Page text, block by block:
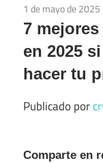
1 de mayo de 2025
7
en 2025
hacer tu
Publicado por
Comparte en